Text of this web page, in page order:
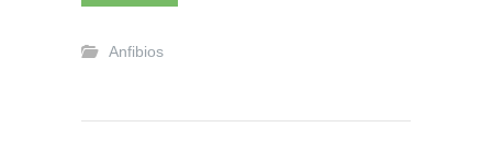
Anfibios